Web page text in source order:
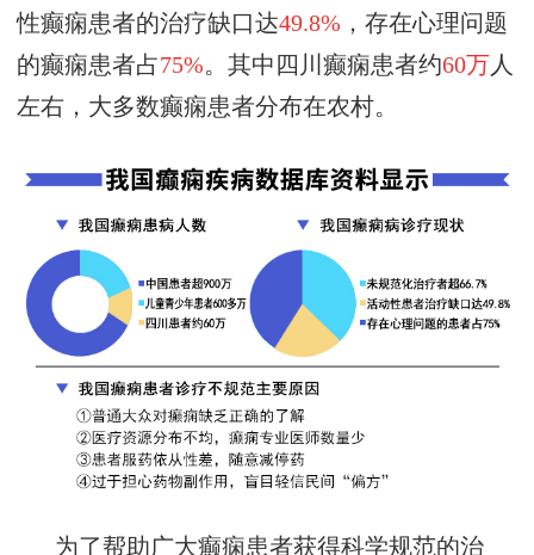
性癫痫患者的治疗缺口达49.8% ，存在心理问题
的癫痫患者占75%。 其中四川癫痫患者约60万 人
左右，大多数癫痫患者分布在农村。
为了帮助广大癫痫患者获得科学规范的治